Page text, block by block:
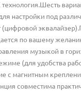
настройки под
по вашему
музыкой в
(для удобства
с магнитным
совместима